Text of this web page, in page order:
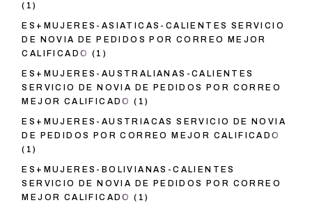
(1)
ES+MUJERES-ASIATICAS-CALIENTES SERVICIO
DE NOVIA DE PEDIDOS POR CORREO MEJOR
CALIFICADO (1)
ES+MUJERES-AUSTRALIANAS-CALIENTES
SERVICIO DE NOVIA DE PEDIDOS POR CORREO
MEJOR CALIFICADO (1)
ES+MUJERES-AUSTRIACAS SERVICIO DE NOVIA
DE PEDIDOS POR CORREO MEJOR CALIFICADO
(1)
ES+MUJERES-BOLIVIANAS-CALIENTES
SERVICIO DE NOVIA DE PEDIDOS POR CORREO
MEJOR CALIFICADO (1)